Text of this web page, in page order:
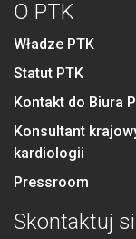
O PTK
Władze PTK
Statut PTK
Kontakt do Biura
Konsultant
kardiologii
Pressroom
Skontaktuj